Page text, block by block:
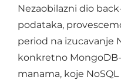
Nezaobilazni dio
podataka,
period na izucavanje
konkretno
manama, koje